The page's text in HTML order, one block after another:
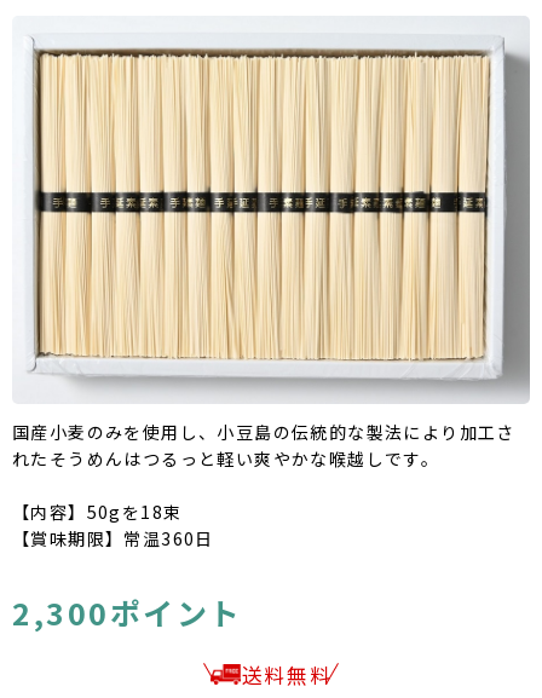
国産小麦のみを使用し、小豆島の伝統的な製法により加工さ
れたそうめんはつるっと軽い爽やかな喉越しです。
【内容】50gを18束
【賞味期限】常温360日
2,300ポイント
送料無料